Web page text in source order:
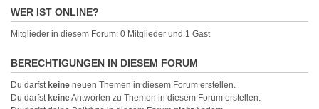
WER IST ONLINE?
Mitglieder in diesem Forum: 0 Mitglieder und 1 Gast
BERECHTIGUNGEN IN DIESEM FORUM
Du darfst keine neuen Themen in diesem Forum erstellen.
Du darfst keineAntworten zu Themen in diesem Forum erstellen.